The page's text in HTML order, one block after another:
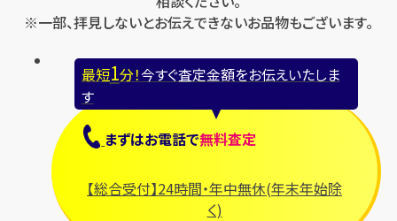
※一部、拝見しないとお伝えできないお品物もございます。
最短1分！今すぐ査定金額をお伝えいたしま
す
まずはお電話で無料査定
【総合受付】24時間・年中無休(年末年始除
く)